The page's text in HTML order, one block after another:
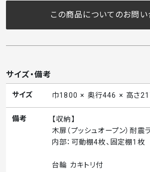
この商品についてのお問
サイズ・備考
サイズ 巾1800 × 奥行446 × 高さ
備考
【収納】
木扉（プッシュオープン）耐震
内部：可動棚4枚、固定棚1枚
台輪 カキトリ付